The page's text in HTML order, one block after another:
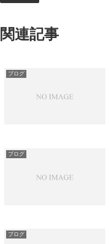
関連記事
ブログ
ブログ
ブログ